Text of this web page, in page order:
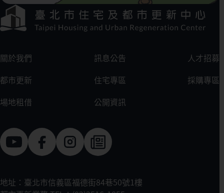
關於我們 訊息公告
人才招募
都市更新
住宅專區
採購專區
場地租借
公開資訊
地址：臺北市信義區福德街84巷50號1樓